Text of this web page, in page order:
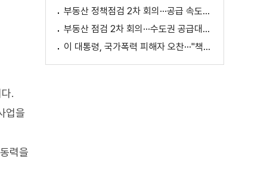
.
업을
력을
부동산 정책점검 2차 회의···공급 속도전 본격화하나
부동산 점검 2차 회의···수도권 공급대책 논의
이 대통령, 국가폭력 피해자 오찬···"책임지고 치유"